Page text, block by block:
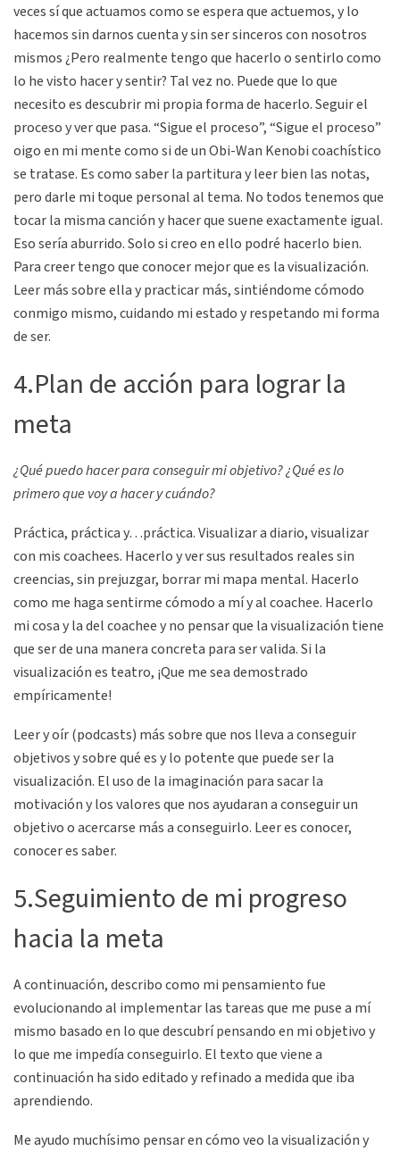
veces sí que actuamos como se espera que actuemos, y lo
hacemos sin darnos cuenta y sin ser sinceros con nosotros
mismos ¿Pero realmente tengo que hacerlo o sentirlo como
lo he visto hacer y sentir? Tal vez no. Puede que lo que
necesito es descubrir mi propia forma de hacerlo. Seguir el
proceso y ver que pasa. “Sigue el proceso”, “Sigue el proceso”
oigo en mi mente como si de un Obi-Wan Kenobi coachístico
se tratase. Es como saber la partitura y leer bien las notas,
pero darle mi toque personal al tema. No todos tenemos que
tocar la misma canción y hacer que suene exactamente igual.
Eso sería aburrido. Solo si creo en ello podré hacerlo bien.
Para creer tengo que conocer mejor que es la visualización.
Leer más sobre ella y practicar más, sintiéndome cómodo
conmigo mismo, cuidando mi estado y respetando mi forma
de ser.
4.Plan de acción para lograr la
meta
¿Qué puedo hacer para conseguir mi objetivo? ¿Qué es lo
primero que voy a hacer y cuándo?
Práctica, práctica y…práctica. Visualizar a diario, visualizar
con mis coachees. Hacerlo y ver sus resultados reales sin
creencias, sin prejuzgar, borrar mi mapa mental. Hacerlo
como me haga sentirme cómodo a mí y al coachee. Hacerlo
mi cosa y la del coachee y no pensar que la visualización tiene
que ser de una manera concreta para ser valida. Si la
visualización es teatro, ¡Que me sea demostrado
empíricamente!
Leer y oír (podcasts) más sobre que nos lleva a conseguir
objetivos y sobre qué es y lo potente que puede ser la
visualización. El uso de la imaginación para sacar la
motivación y los valores que nos ayudaran a conseguir un
objetivo o acercarse más a conseguirlo. Leer es conocer,
conocer es saber.
5.Seguimiento de mi progreso
hacia la meta
A continuación, describo como mi pensamiento fue
evolucionando al implementar las tareas que me puse a mí
mismo basado en lo que descubrí pensando en mi objetivo y
lo que me impedía conseguirlo. El texto que viene a
continuación ha sido editado y refinado a medida que iba
aprendiendo.
Me ayudo muchísimo pensar en cómo veo la visualización y